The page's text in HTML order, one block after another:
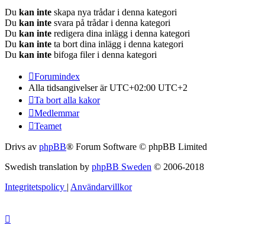
Du kan inte skapa nya trådar i denna kategori
Du kan inte svara på trådar i denna kategori
Du kan inte redigera dina inlägg i denna kategori
Du kan inte ta bort dina inlägg i denna kategori
Du kan inte bifoga filer i denna kategori
Forumindex
Alla tidsangivelser är UTC+02:00 UTC+2
Ta bort alla kakor
Medlemmar
Teamet
Drivs av phpBB® Forum Software © phpBB Limited
Swedish translation by phpBB Sweden © 2006-2018
Integritetspolicy | Användarvillkor